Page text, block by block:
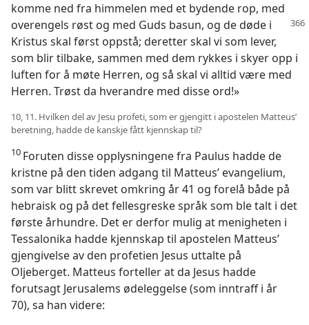
komme ned fra himmelen med et bydende rop, med
overengels røst og med Guds basun, og de døde i
Kristus skal først oppstå; deretter skal vi som lever,
som blir tilbake, sammen med dem rykkes i skyer opp i
luften for å møte Herren, og så skal vi alltid være med
Herren. Trøst da hverandre med disse ord!»
10, 11. Hvilken del av Jesu profeti, som er gjengitt i apostelen Matteus’
beretning, hadde de kanskje fått kjennskap til?
10 Foruten disse opplysningene fra Paulus hadde de
kristne på den tiden adgang til Matteus’ evangelium,
som var blitt skrevet omkring år 41 og forelå både på
hebraisk og på det fellesgreske språk som ble talt i det
første århundre. Det er derfor mulig at menigheten i
Tessalonika hadde kjennskap til apostelen Matteus’
gjengivelse av den profetien Jesus uttalte på
Oljeberget. Matteus forteller at da Jesus hadde
forutsagt Jerusalems ødeleggelse (som inntraff i år
70), sa han videre: